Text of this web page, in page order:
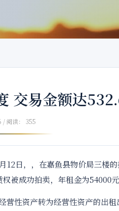
交易金额达
/ 阅读： 355
日，，在嘉鱼县物价局三楼的
被成功拍卖，年租金为54000元
性资产转为经营性资产的出租